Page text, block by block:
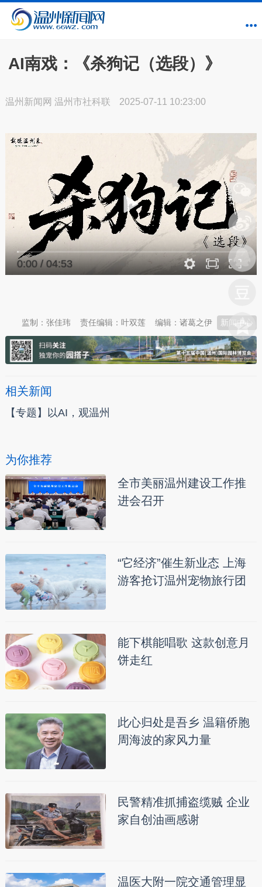
AI南戏：《杀狗记（选段）》
温州新闻网 温州市社科联 2025-07-11 10:23:00
0:00/04:53
新闻中心
编辑：诸葛之伊
责任编辑：叶双莲
监制：张佳玮
相关新闻
【专题】以AI，观温州
为你推荐
全市美丽温州建设工作推
进会召开
“它经济”催生新业态 上海
游客抢订温州宠物旅行团
能下棋能唱歌 这款创意月
饼走红
此心归处是吾乡 温籍侨胞
周海波的家风力量
民警精准抓捕盗缆贼 企业
家自创油画感谢
温医大附一院交通管理显